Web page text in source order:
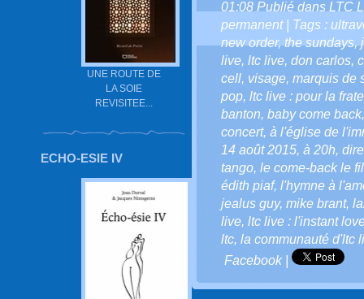
UNE ROUTE DE
LA SOIE
REVISITEE...
ECHO-ESIE IV
01:08 Publié dans LTC
permanent| Tags :
new order,the sundays,
live, ltc live, don carlos,
cell, visage, marquis de
pop, ltc live : pour la
banton, baby come back
concert, à l'église de
14 août 2015, à 20h,
tango, le come-back le
édith piaf, l'hymne à
jealus guy, mike brant,
live, ltc live : l'instant
ltc, la communauté d'ltc
Facebook|